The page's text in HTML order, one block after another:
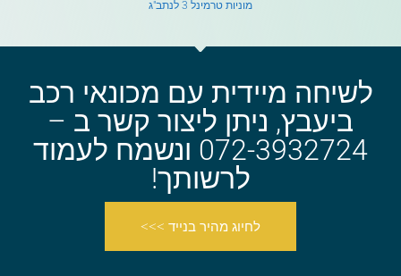
מוניות טרמינל 3 לנתב"ג
לשיחה מיידית עם מכונאי רכב
ביעבץ, ניתן ליצור קשר ב –
072-3932724 ונשמח לעמוד
לרשותך!
לחיוג מהיר בנייד >>>